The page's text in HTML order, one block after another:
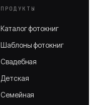
ПРОДУКТЫ
Каталог фотокниг
Шаблоны фотокниг
Свадебная
Детская
Семейная